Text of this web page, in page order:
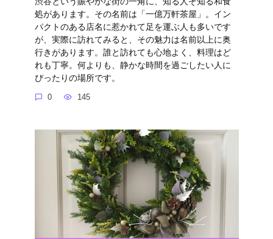
処があります。その名前は「一億万軒茶屋」。イン
パクトのある店名に惹かれて足を運ぶ人も多いです
が、実際に訪れてみると、その魅力は名前以上に奥
行きがあります。誰と訪れても心地よく、料理はど
れも丁寧。何よりも、静かな時間を過ごしたい人に
ぴったりの場所です。
0 145